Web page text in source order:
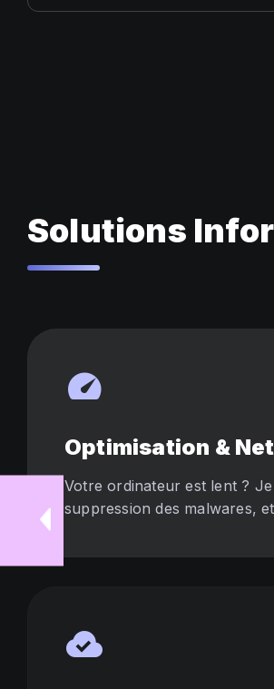
Solutions
speed
Optimisation &
Votre ordinateur est lent ?
suppression des malwares,
cloud_done